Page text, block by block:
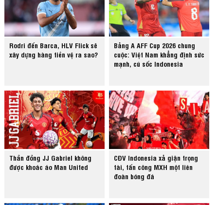
Rodri đến Barca, HLV Flick sẽ
xây dựng hàng tiền vệ ra sao?
Bảng A AFF Cup 2026 chung
cuộc: Việt Nam khẳng định sức
mạnh, cú sốc Indonesia
Thần đồng JJ Gabriel không
được khoác áo Man United
CĐV Indonesia xả giận trọng
tài, tấn công MXH một liên
đoàn bóng đá